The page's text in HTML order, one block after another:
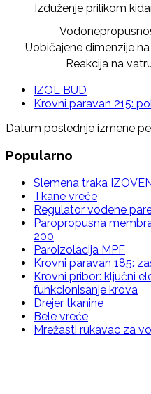
Izduženje prilikom
Uobičajene dimenzije
Reakcija na
IZOL BUD
Krovni paravan 215:
Datum poslednje izmene
Popularno
Slemena traka
Tkane vreće
Regulator vodene
Paropropusna
200
Paroizolacija MPF
Krovni paravan 185:
Krovni pribor: ključni
funkcionisanje krova
Drejer tkanine
Bele vreće
Mrežasti rukavac za